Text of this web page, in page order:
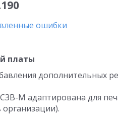
ошибки
платы
дополнительных
М адаптирована для
организации).